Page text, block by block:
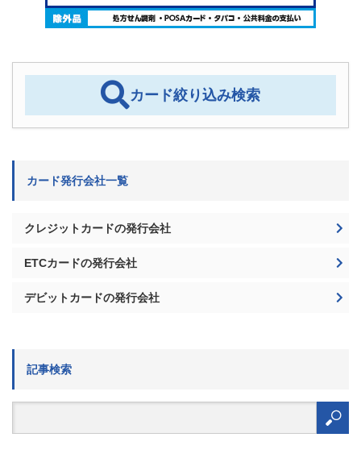
カード絞り込み検索
カード発行会社一覧
クレジットカードの発行会社
ETCカードの発行会社
デビットカードの発行会社
記事検索
検